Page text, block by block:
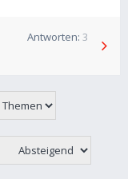
Antworten: 3